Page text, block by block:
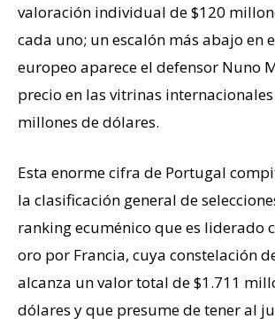
valoración individual de $120
cada uno; un escalón más abajo en
europeo aparece el defensor Nuno
precio en las vitrinas
millones de dólares.
Esta enorme cifra de Portugal
la clasificación general de
ranking ecuménico que es liderado
oro por Francia, cuya constelación
alcanza un valor total de $1.711
dólares y que presume de tener al